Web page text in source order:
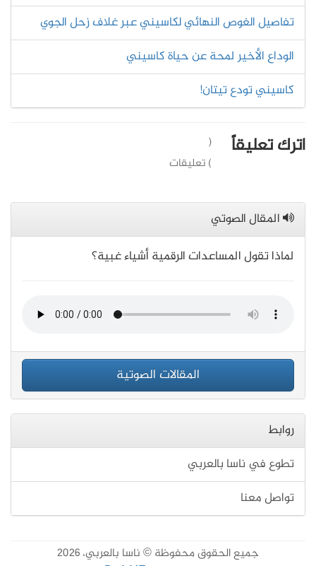
تفاصيل الغوص النهائي لكاسيني عبر غلاف زحل الجوي
الوداع الأخير لمحة عن حياة كاسيني
كاسيني تودع تيتان!
اترك تعليقاً
(
) تعليقات
المقال الصوتي
لماذا تقول المساعدات الرقمية أشياء غبية؟
المقالات الصوتية
روابط
تطوع في ناسا بالعربي
تواصل معنا
جميع الحقوق محفوظة © ناسا بالعربي، 2026